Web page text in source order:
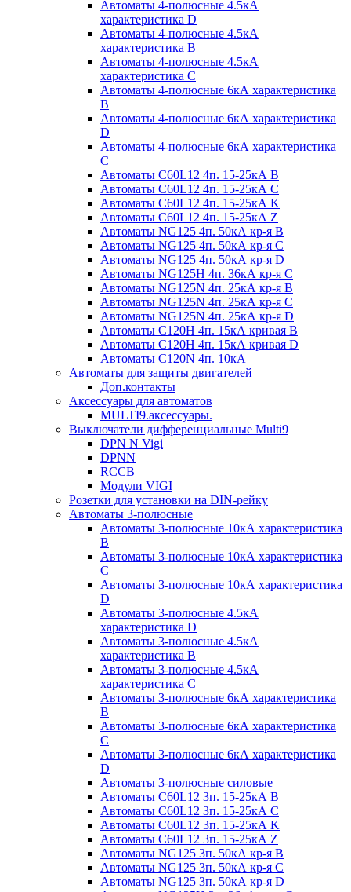
Автоматы 4-полюсные 4.5кА
характеристика D
Автоматы 4-полюсные 4.5кА
характеристика В
Автоматы 4-полюсные 4.5кА
характеристика С
Автоматы 4-полюсные 6кА характеристика
B
Автоматы 4-полюсные 6кА характеристика
D
Автоматы 4-полюсные 6кА характеристика
С
Автоматы C60L12 4п. 15-25кА B
Автоматы C60L12 4п. 15-25кА C
Автоматы C60L12 4п. 15-25кА K
Автоматы C60L12 4п. 15-25кА Z
Автоматы NG125 4п. 50кА кр-я B
Автоматы NG125 4п. 50кА кр-я C
Автоматы NG125 4п. 50кА кр-я D
Автоматы NG125H 4п. 36кА кр-я C
Автоматы NG125N 4п. 25кА кр-я B
Автоматы NG125N 4п. 25кА кр-я C
Автоматы NG125N 4п. 25кА кр-я D
Автоматы С120H 4п. 15кА кривая B
Автоматы С120H 4п. 15кА кривая D
Автоматы С120N 4п. 10кА
Автоматы для защиты двигателей
Доп.контакты
Аксессуары для автоматов
MULTI9.аксессуары.
Выключатели дифференциальные Multi9
DPN N Vigi
DPNN
RCCB
Модули VIGI
Розетки для установки на DIN-рейку
Автоматы 3-полюсные
Автоматы 3-полюсные 10кА характеристика
B
Автоматы 3-полюсные 10кА характеристика
C
Автоматы 3-полюсные 10кА характеристика
D
Автоматы 3-полюсные 4.5кА
характеристика D
Автоматы 3-полюсные 4.5кА
характеристика В
Автоматы 3-полюсные 4.5кА
характеристика С
Автоматы 3-полюсные 6кА характеристика
B
Автоматы 3-полюсные 6кА характеристика
C
Автоматы 3-полюсные 6кА характеристика
D
Автоматы 3-полюсные силовые
Автоматы C60L12 3п. 15-25кА B
Автоматы C60L12 3п. 15-25кА C
Автоматы C60L12 3п. 15-25кА K
Автоматы C60L12 3п. 15-25кА Z
Автоматы NG125 3п. 50кА кр-я B
Автоматы NG125 3п. 50кА кр-я C
Автоматы NG125 3п. 50кА кр-я D